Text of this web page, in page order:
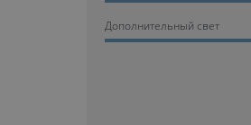
Дополнительный свет